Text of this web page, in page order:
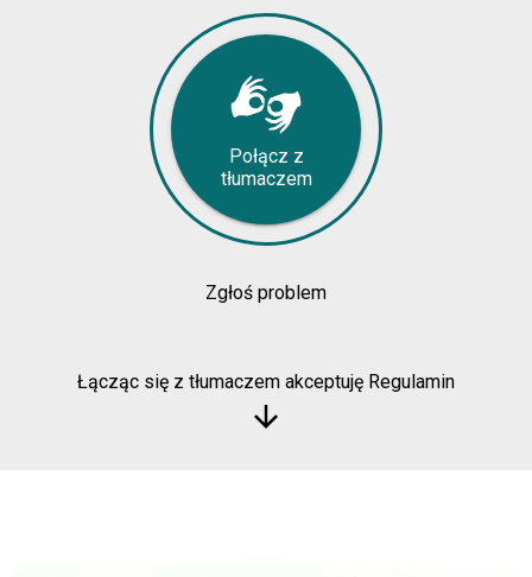
Połącz z
tłumaczem
Zgłoś problem
Łącząc się z tłumaczem akceptuję Regulamin
arrow_downward